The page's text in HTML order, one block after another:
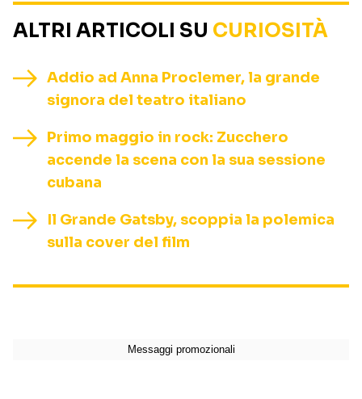
ALTRI ARTICOLI SU CURIOSITÀ
Addio ad Anna Proclemer, la grande
signora del teatro italiano
Primo maggio in rock: Zucchero
accende la scena con la sua sessione
cubana
Il Grande Gatsby, scoppia la polemica
sulla cover del film